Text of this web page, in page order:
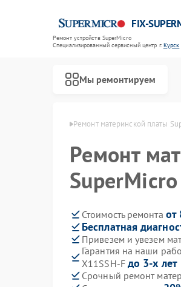
FIX-
Ремонт устройств SuperMicro
Специализированный cервисный центр г.Курск
Мы ремонтируем
в Курске Ремонт материнской платы
Ремонт
Стоимость ремонта от
Бесплатная
Привезем и увезем
Гарантия на наши
X11SSH-F до 3-х лет
Срочный ремонт